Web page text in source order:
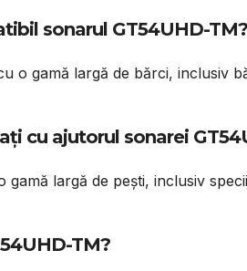
sonarul GT54UHD-TM?
o gamă largă de bărci, inclusiv
cu ajutorul sonarei
largă de pești, inclusiv
TM?